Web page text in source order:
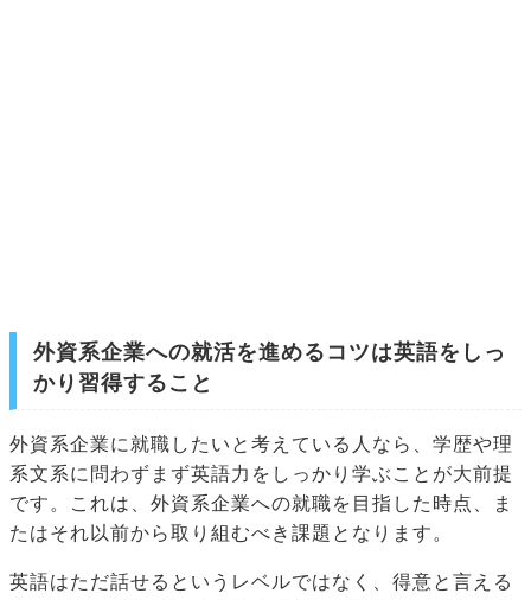
外資系企業への就活を進めるコツは英語をしっ
かり習得すること
外資系企業に就職したいと考えている人なら、学歴や理
系文系に問わずまず英語力をしっかり学ぶことが大前提
です。これは、外資系企業への就職を目指した時点、ま
たはそれ以前から取り組むべき課題となります。
英語はただ話せるというレベルではなく、得意と言える